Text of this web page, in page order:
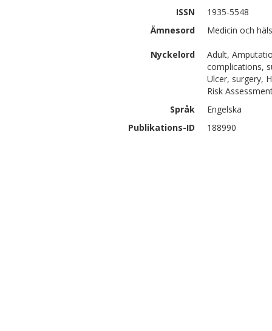
ISSN
1935-5548
Ämnesord
Medicin och
Nyckelord
Adult,
complications,
Ulcer, surgery,
Risk
Språk
Engelska
Publikations-ID
188990